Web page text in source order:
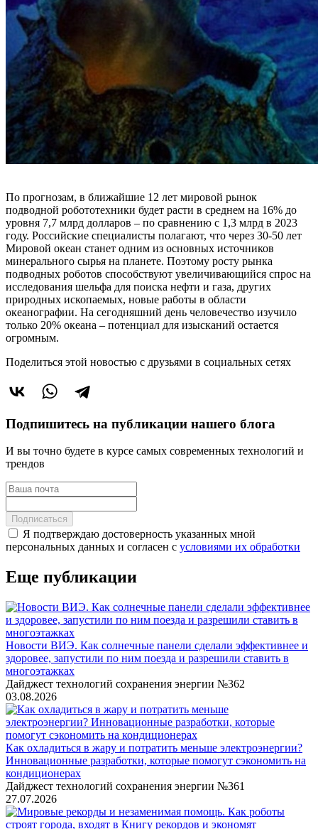
По прогнозам, в ближайшие 12 лет мировой рынок
подводной робототехники будет расти в среднем на 16% до
уровня 7,7 млрд долларов – по сравнению с 1,3 млрд в 2023
году. Российские специалисты полагают, что через 30-50 лет
Мировой океан станет одним из основных источников
минерального сырья на планете. Поэтому росту рынка
подводных роботов способствуют увеличивающийся спрос на
исследования шельфа для поиска нефти и газа, других
природных ископаемых, новые работы в области
океанографии. На сегодняшний день человечество изучило
только 20% океана – потенциал для изысканий остается
огромным.
Поделиться этой новостью с друзьями в социальных сетях
Подпишитесь на публикации нашего блога
И вы точно будете в курсе самых современных технологий и
трендов
Подписаться
Я подтверждаю достоверность указанных мной
персональных данных и согласен с условиями их обработки
Еще публикации
Новости ВИЭ. Как солнечные панели сделали эффективнее и
здоровее, запустили по ним поезда и разрешили ставить в
многоэтажках
Дайджест технологий сохранения энергии №362
03.08.2026
Как охладиться в жару и потратить меньше электроэнергии?
Инновационные разработки, которые помогут сэкономить на
кондиционерах
Дайджест технологий сохранения энергии №361
27.07.2026